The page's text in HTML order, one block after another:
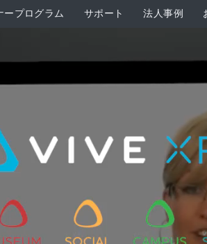
ープログラム サポート 法人事例